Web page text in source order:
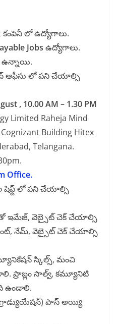
కంపెనీ లో ఉద్యోగాలు.
Jobs ఉద్యోగాలు.
ఉన్నాయి.
లో పని చేయాల్సి
, 10.00 AM – 1.30 PM
Limited Raheja Mind
Building Hitex
Telangana.
Office.
షిఫ్ట్ లో పని చేయాల్సి
ఇమేజ్, వెబ్సైట్ చెక్ చేయాల్సి
నేమ్, వెబ్సైట్ చెక్ చేయాల్సి
స్కిల్స్, మంచి
ప్రాబ్లం సాల్వ్, కమ్యూనిటి
ఉండాలి.
పాస్ అయ్యి